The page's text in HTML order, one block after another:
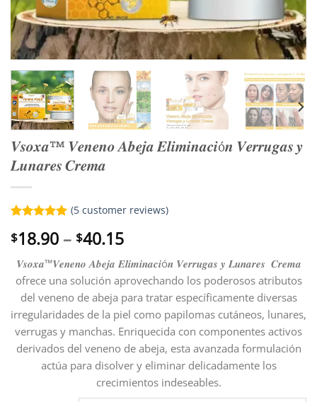
𝑽𝒔𝒐𝒙𝒂™ 𝑽𝒆𝒏𝒆𝒏𝒐 𝑨𝒃𝒆𝒋𝒂 𝑬𝒍𝒊𝒎𝒊𝒏𝒂𝒄𝒊ó𝒏 𝑽𝒆𝒓𝒓𝒖𝒈𝒂𝒔 𝒚
𝑳𝒖𝒏𝒂𝒓𝒆𝒔 𝑪𝒓𝒆𝒎𝒂
out of 5
customer
(5customer reviews)
$18.90 – $40.15Price
$18.90
through
$40.15
𝑽𝒔𝒐𝒙𝒂™𝑽𝒆𝒏𝒆𝒏𝒐 𝑨𝒃𝒆𝒋𝒂 𝑬𝒍𝒊𝒎𝒊𝒏𝒂𝒄𝒊ó𝒏 𝑽𝒆𝒓𝒓𝒖𝒈𝒂𝒔 𝒚 𝑳𝒖𝒏𝒂𝒓𝒆𝒔 𝑪𝒓𝒆𝒎𝒂
ofrece una solución aprovechando los poderosos atributos
del veneno de abeja para tratar específicamente diversas
irregularidades de la piel como papilomas cutáneos, lunares,
verrugas y manchas. Enriquecida con componentes activos
derivados del veneno de abeja, esta avanzada formulación
actúa para disolver y eliminar delicadamente los
crecimientos indeseables.